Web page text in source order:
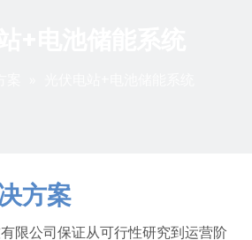
方案
限公司保证从可行性研究到运营阶